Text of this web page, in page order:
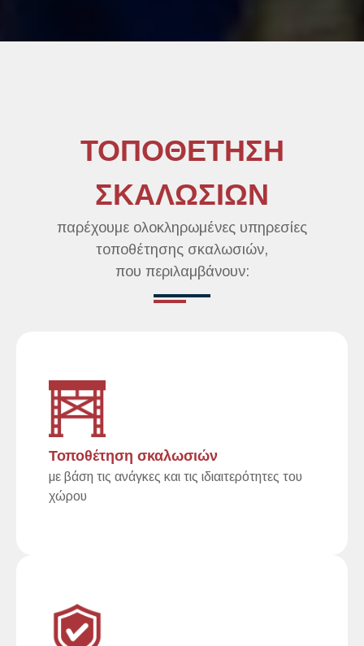
ΤΟΠΟΘΕΤΗΣΗ
ΣΚΑΛΩΣΙΩΝ
παρέχουμε ολοκληρωμένες υπηρεσίες
τοποθέτησης σκαλωσιών,
που περιλαμβάνουν:
Τοποθέτηση σκαλωσιών
με βάση τις ανάγκες και τις ιδιαιτερότητες του
χώρου